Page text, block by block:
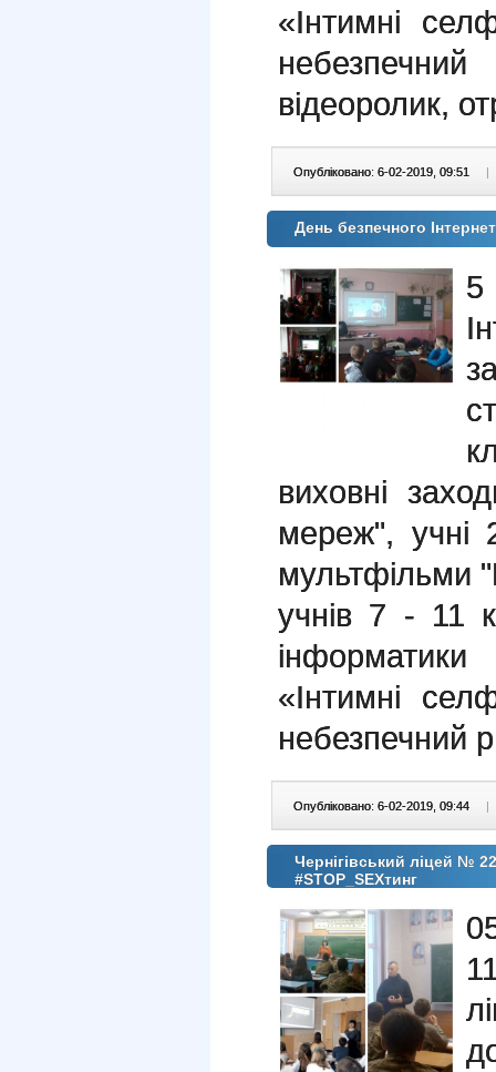
«Інтимні
відеоролик,
Опубліковано: 6-02-2019, 09:51 |
День безпечного
5
виховні
мереж", учні
мультфільми
учнів 7 - 11
«Інтимні
небезпечний
Опубліковано: 6-02-2019, 09:44 |
Чернігівський ліцей №
#STOP_SEXтинг